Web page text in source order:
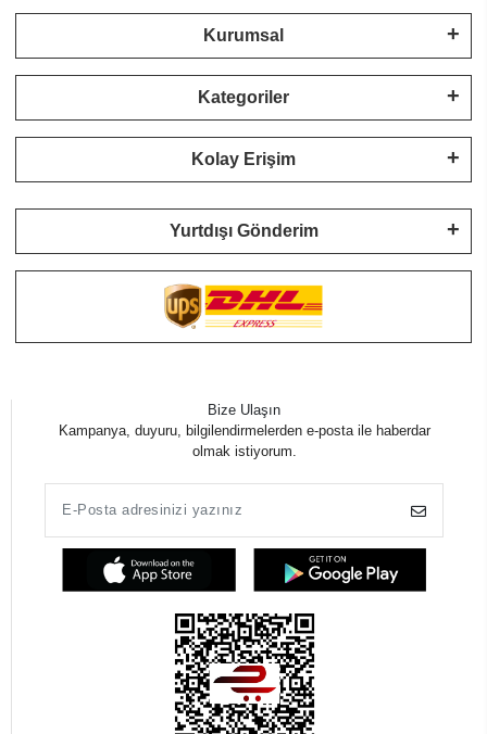
Kurumsal
Kategoriler
Kolay Erişim
Yurtdışı Gönderim
Bize Ulaşın
Kampanya, duyuru, bilgilendirmelerden e-posta ile haberdar
olmak istiyorum.